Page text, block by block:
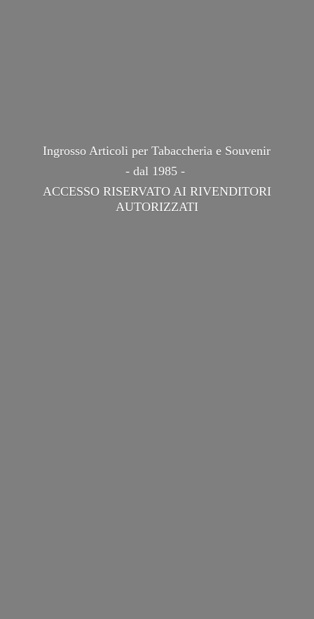
Ingrosso Articoli per Tabaccheria e Souvenir
- dal 1985 -
ACCESSO RISERVATO AI RIVENDITORI
AUTORIZZATI